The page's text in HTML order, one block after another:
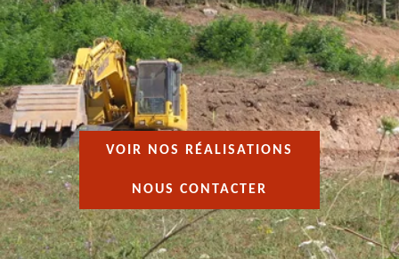
VOIR NOS RÉALISATIONS
NOUS CONTACTER